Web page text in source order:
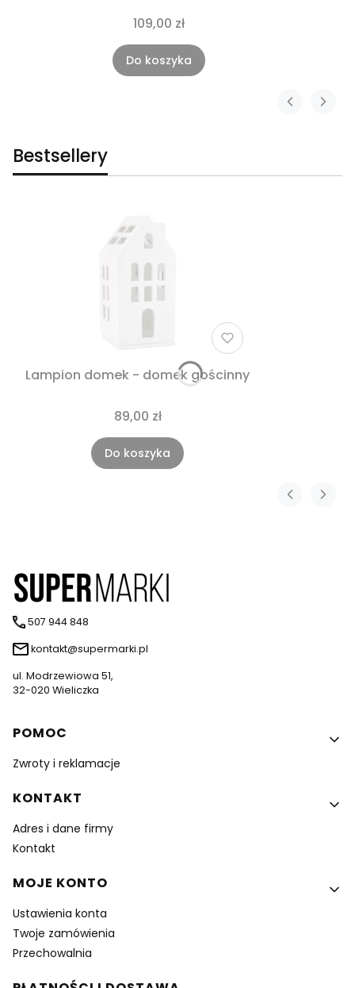
109,00 zł
Do koszyka
Bestsellery
Lampion domek - domek gościnny
89,00 zł
Do koszyka
507 944 848
kontakt@supermarki.pl
ul. Modrzewiowa 51,
32-020 Wieliczka
Linki w stopce
POMOC
Zwroty i reklamacje
KONTAKT
Adres i dane firmy
Kontakt
MOJE KONTO
Ustawienia konta
Twoje zamówienia
Przechowalnia